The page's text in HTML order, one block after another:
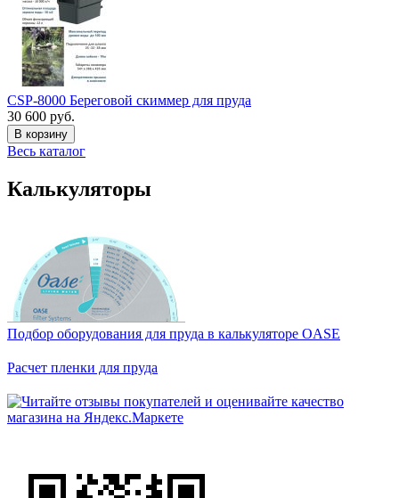
CSP-8000 Береговой скиммер для пруда
30 600 руб.
В корзину
Весь каталог
Калькуляторы
Подбор оборудования для пруда в калькуляторе OASE
Расчет пленки для пруда